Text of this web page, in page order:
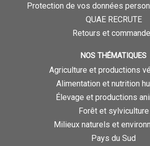
Protection de vos données
QUAE RECRUTE
Retours et
NOS THÉMATIQUES
Agriculture et productions
Alimentation et nutrition
Élevage et productions
Forêt et sylviculture
Milieux naturels et
Pays du Sud